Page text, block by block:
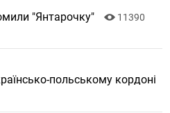
"Янтарочку"
11390
польському кордоні